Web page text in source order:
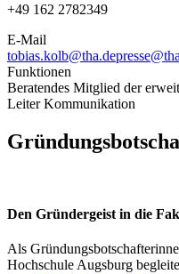
+49 162 2782349
E-Mail
tobias.kolb@tha.de
Funktionen
Beratendes Mitglied der
Leiter Kommunikation
Den Gründergeist in die
Als
Hochschule Augsburg